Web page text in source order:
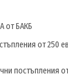
от БАКБ
от 250
постъпления